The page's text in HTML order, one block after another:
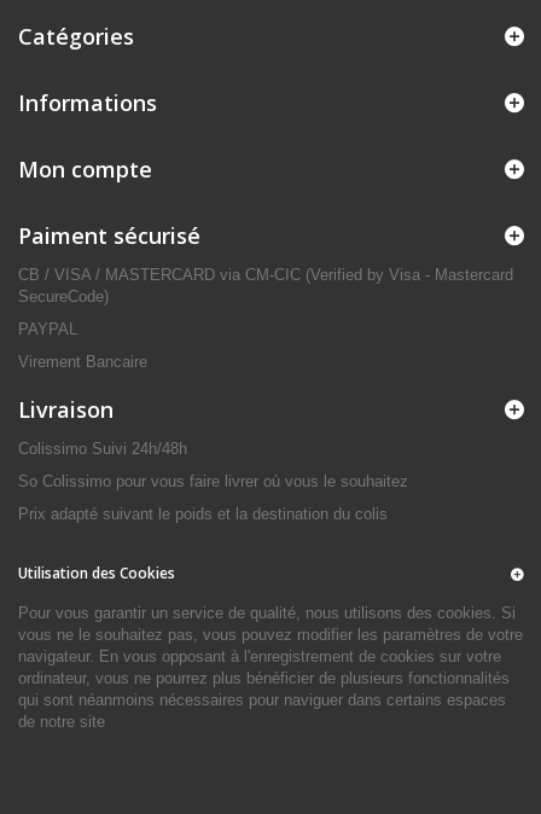
Catégories
Informations
Mon compte
Paiment sécurisé
CB / VISA / MASTERCARD via CM-CIC (Verified by Visa - Mastercard
SecureCode)
PAYPAL
Virement Bancaire
Livraison
Colissimo Suivi 24h/48h
So Colissimo pour vous faire livrer où vous le souhaitez
Prix adapté suivant le poids et la destination du colis
Utilisation des Cookies
Pour vous garantir un service de qualité, nous utilisons des cookies. Si
vous ne le souhaitez pas, vous pouvez modifier les paramètres de votre
navigateur. En vous opposant à l'enregistrement de cookies sur votre
ordinateur, vous ne pourrez plus bénéficier de plusieurs fonctionnalités
qui sont néanmoins nécessaires pour naviguer dans certains espaces
de notre site